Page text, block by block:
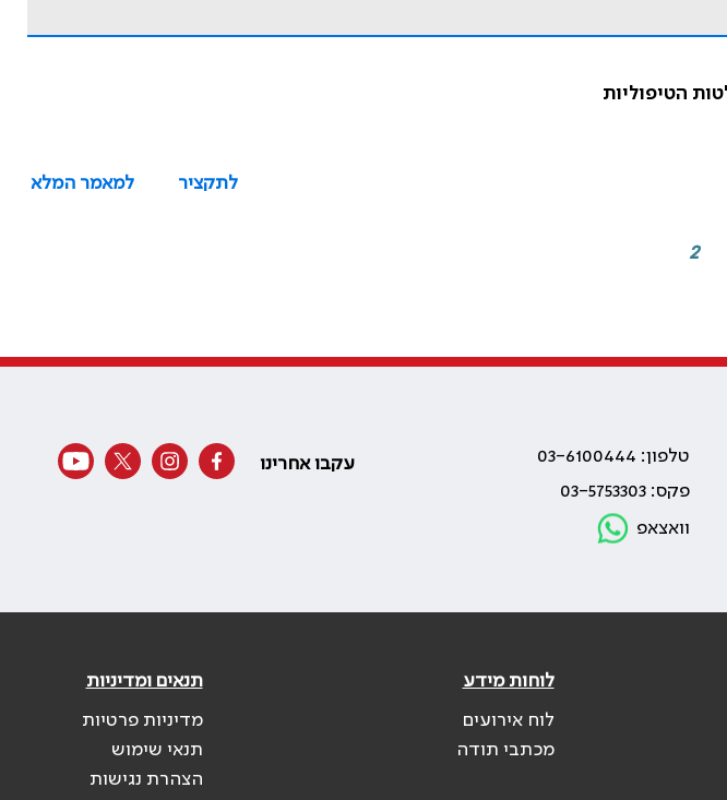
לתקציר
למאמר המלא
2
טלפון: 03-6100444
פקס: 03-5753303
וואצאפ
עקבו אחרינו
לוחות מידע
לוח אירועים
מכתבי תודה
תנאים ומדיניות
מדיניות פרטיות
תנאי שימוש
הצהרת נגישות